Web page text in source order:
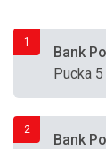
1
Bank
Pucka 5
2
Bank